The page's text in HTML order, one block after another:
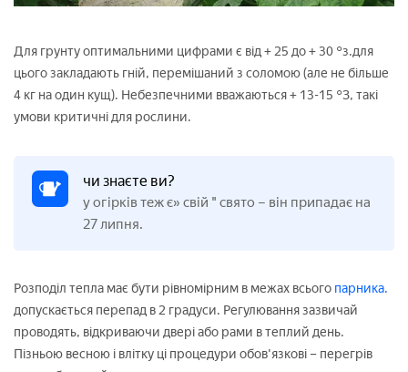
Для грунту оптимальними цифрами є від + 25 до + 30 °з.для
цього закладають гній, перемішаний з соломою (але не більше
4 кг на один кущ). Небезпечними вважаються + 13-15 °З, такі
умови критичні для рослини.
чи знаєте ви?
у огірків теж є» свій " свято – він припадає на
27 липня.
Розподіл тепла має бути рівномірним в межах всього парника.
допускається перепад в 2 градуси. Регулювання зазвичай
проводять, відкриваючи двері або рами в теплий день.
Пізньою весною і влітку ці процедури обов'язкові – перегрів